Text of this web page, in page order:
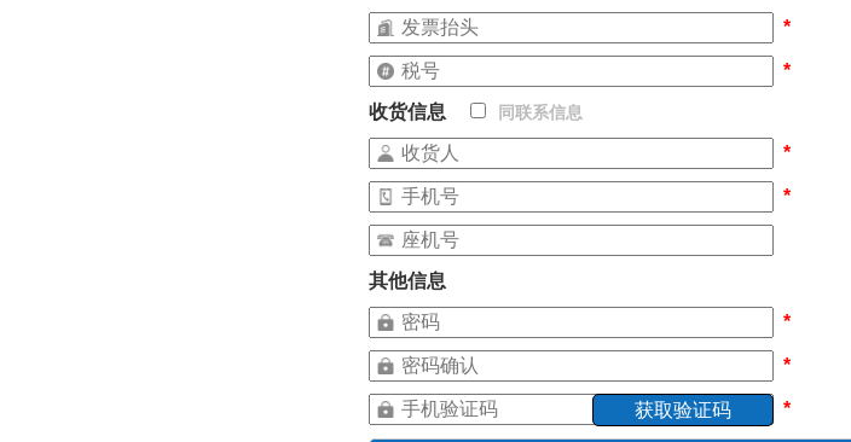
*
*
收货信息
同联系信息
*
*
其他信息
*
*
*